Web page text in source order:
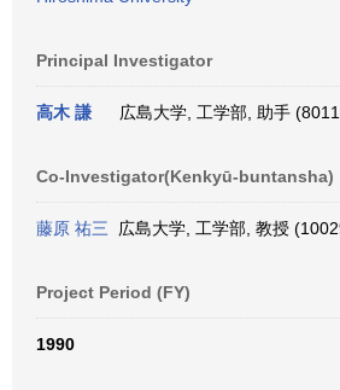
Principal Investigator
高木 謙 広島大学, 工学部, 助手
Co-Investigator(Kenkyū-buntansha)
藤原 祐三 広島大学, 工学部, 教授
Project Period (FY)
1990